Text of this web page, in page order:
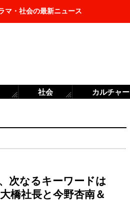
マ・社会の最新ニュース
次なるキーワードは
橋社長と今野杏南＆
社会 カルチャー